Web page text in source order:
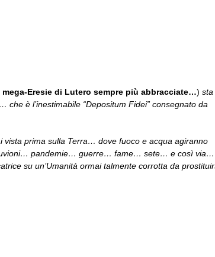
Eresie di Lutero sempre più abbracciate…) sta
è l’inestimabile “Depositum Fidei” consegnato da
prima sulla Terra… dove fuoco e acqua agiranno
pandemie… guerre… fame… sete… e così via…
su un’Umanità ormai talmente corrotta da